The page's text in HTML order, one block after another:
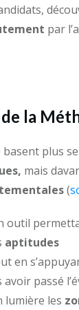
par
la
plus
mais
(
outil
aptitudes
en
avoir passé
lumière les